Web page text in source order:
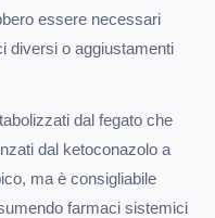
essere necessari
diversi o aggiustamenti
dal fegato che
dal ketoconazolo a
ma è consigliabile
farmaci sistemici